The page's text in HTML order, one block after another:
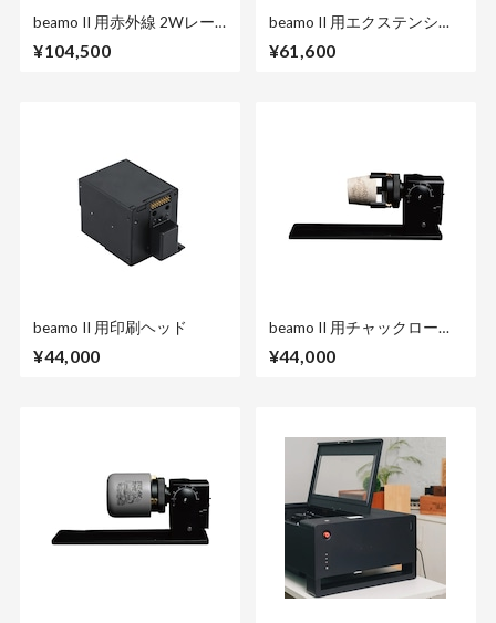
beamo II 用赤外線 2Wレー
¥104,500
beamo II 用エクステンショ
¥61,600
beamo II 用印刷ヘッド
¥44,000
beamo II 用チャックロータ
¥44,000